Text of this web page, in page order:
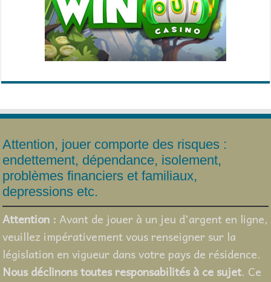
Attention, jouer comporte des risques :
endettement, dépendance, isolement,
problèmes financiers et familiaux,
depressions etc.
Attention : Avant de jouer à un jeu d'argent en ligne,
veuillez impérativement vous renseigner sur la
législation en vigueur dans votre pays de résidence.
Nous déclinons toutes responsabilités à ce sujet. Ce